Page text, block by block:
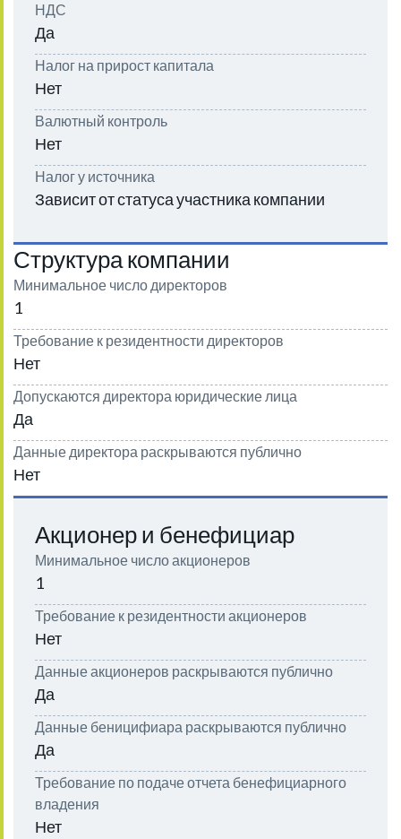
НДС
Да
Налог на прирост капитала
Нет
Валютный контроль
Нет
Налог у источника
Зависит от статуса участника компании
Структура компании
Минимальное число директоров
1
Требование к резидентности директоров
Нет
Допускаются директора юридические лица
Да
Данные директора раскрываются публично
Нет
Акционер и бенефициар
Минимальное число акционеров
1
Требование к резидентности акционеров
Нет
Данные акционеров раскрываются публично
Да
Данные беницифиара раскрываются публично
Да
Требование по подаче отчета бенефициарного
владения
Нет